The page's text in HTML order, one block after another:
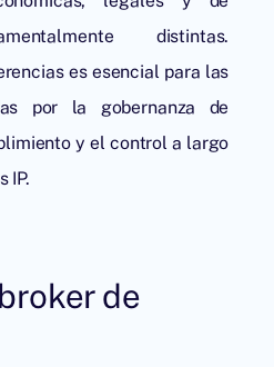
distintas.
es esencial para las
por la gobernanza de
y el control a largo
IP.
de